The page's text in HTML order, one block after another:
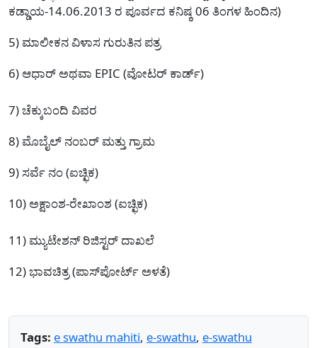
ಕಡ್ಡಾಯ-14.06.2013 ರ ಪೂರ್ವದ ಕನಿಷ್ಠ 06 ತಿಂಗಳ ಹಿಂದಿನ)
5) ಮಾಲೀಕನ ವಿಳಾಸ ಗುರುತಿನ ಪತ್ರ
6) ಆಧಾರ್ ಅಥವಾ EPIC (ವೋಟರ್ ಕಾರ್ಡ್)
7) ಚೆಕ್ಕುಬಂದಿ ವಿವರ
8) ಮೊಬೈಲ್ ನಂಬರ್ ಮತ್ತು ಗ್ರಾಮ
9) ಸರ್ವೆ ನಂ (ಐಚ್ಛಿಕ)
10) ಅಕ್ಷಾಂಶ-ರೇಖಾಂಶ (ಐಚ್ಛಿಕ)
11) ಮ್ಯುಟೇಶನ್ ರಿಜಿಸ್ಟರ್ ದಾಖಲೆ
12) ಭಾವಚಿತ್ರ (ಪಾಸ್‌ಪೋರ್ಟ್ ಅಳತೆ)
Tags: e swathu mahiti, e-swathu, e-swathu